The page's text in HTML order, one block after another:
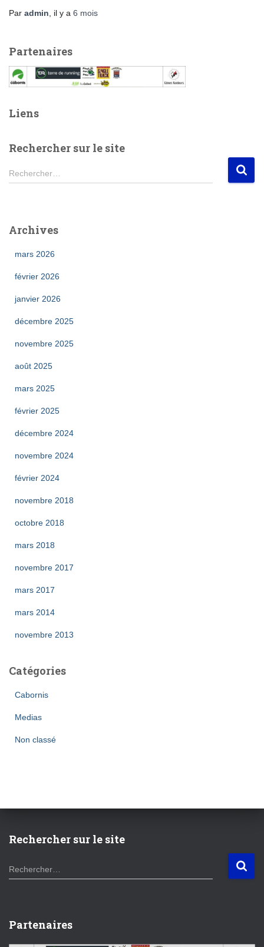
Par admin , il y a 6 mois
Partenaires
Liens
Rechercher sur le site
R
e
r
Rechercher…
Archives
mars 2026
février 2026
janvier 2026
décembre 2025
novembre 2025
août 2025
mars 2025
février 2025
décembre 2024
novembre 2024
février 2024
novembre 2018
octobre 2018
mars 2018
novembre 2017
mars 2017
mars 2014
novembre 2013
Catégories
Cabornis
Medias
Non classé
Rechercher sur le site
R
e
r
c
Rechercher…
Partenaires